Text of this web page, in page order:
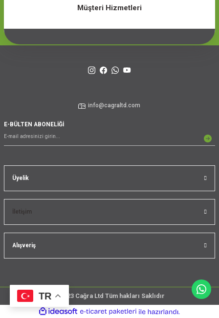
Müşteri Hizmetleri
Üyelik
İletişim
Alışveriş
TR
info@cagraltd.com
E-BÜLTEN ABONELİĞİ
@2023 Cağra Ltd Tüm hakları Saklıdır
çember
ideasoft
e-